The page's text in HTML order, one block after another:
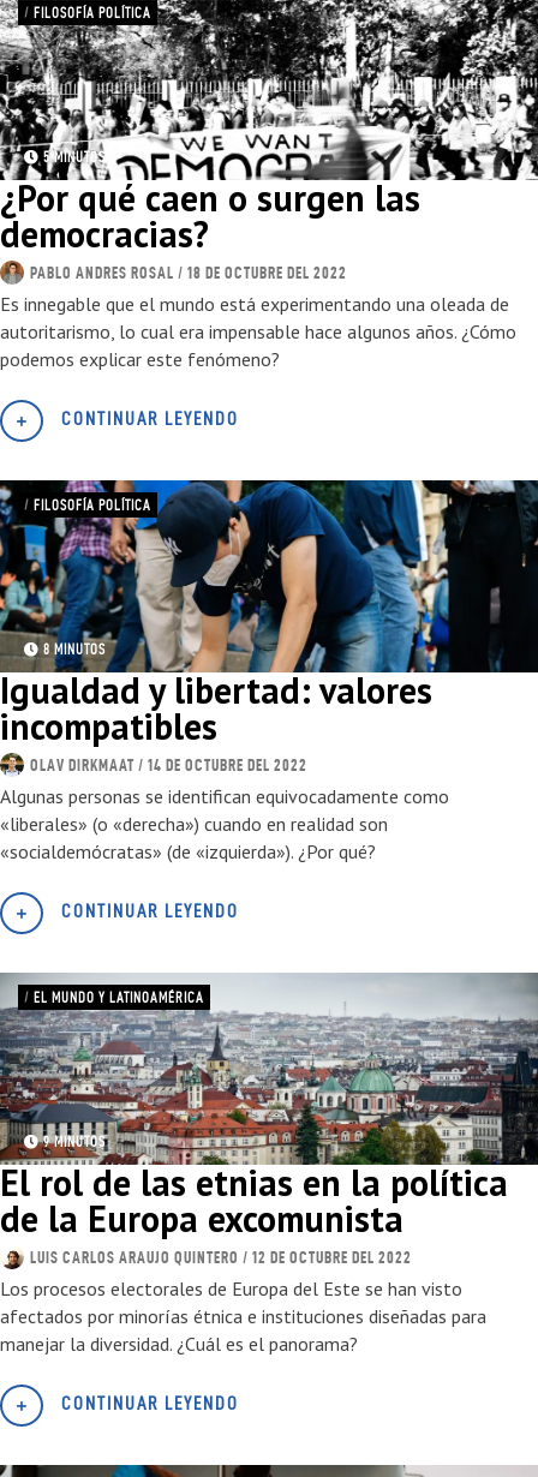
/ FILOSOFÍA POLÍTICA
5 MINUTOS
¿Por qué caen o surgen las
democracias?
PABLO ANDRES ROSAL / 18 DE OCTUBRE DEL 2022
Es innegable que el mundo está experimentando una oleada de
autoritarismo, lo cual era impensable hace algunos años. ¿Cómo
podemos explicar este fenómeno?
CONTINUAR LEYENDO
/ FILOSOFÍA POLÍTICA
8 MINUTOS
Igualdad y libertad: valores
incompatibles
OLAV DIRKMAAT / 14 DE OCTUBRE DEL 2022
Algunas personas se identifican equivocadamente como
«liberales» (o «derecha») cuando en realidad son
«socialdemócratas» (de «izquierda»). ¿Por qué?
CONTINUAR LEYENDO
/ EL MUNDO Y LATINOAMÉRICA
9 MINUTOS
El rol de las etnias en la política
de la Europa excomunista
LUIS CARLOS ARAUJO QUINTERO / 12 DE OCTUBRE DEL 2022
Los procesos electorales de Europa del Este se han visto
afectados por minorías étnica e instituciones diseñadas para
manejar la diversidad. ¿Cuál es el panorama?
CONTINUAR LEYENDO